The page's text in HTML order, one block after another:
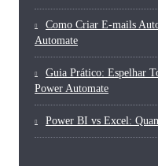
Como Criar E-mails
Automate
Guia Prático: Espelhar
Power Automate
Power BI vs Excel: